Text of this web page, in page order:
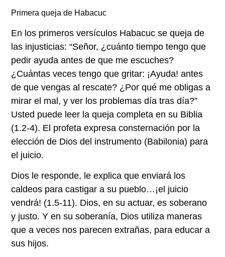
Primera queja de Habacuc
En los primeros versículos Habacuc se queja de
las injusticias: “Señor, ¿cuánto tiempo tengo que
pedir ayuda antes de que me escuches?
¿Cuántas veces tengo que gritar: ¡Ayuda! antes
de que vengas al rescate? ¿Por qué me obligas a
mirar el mal, y ver los problemas día tras día?”
Usted puede leer la queja completa en su Biblia
(1.2-4). El profeta expresa consternación por la
elección de Dios del instrumento (Babilonia) para
el juicio.
Dios le responde, le explica que enviará los
caldeos para castigar a su pueblo…¡el juicio
vendrá! (1.5-11). Dios, en su actuar, es soberano
y justo. Y en su soberanía, Dios utiliza maneras
que a veces nos parecen extrañas, para educar a
sus hijos.